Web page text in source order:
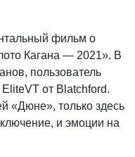
фильм о
Кагана — 2021». В
пользователь
от Blatchford.
«Дюне», только здесь
и эмоции на